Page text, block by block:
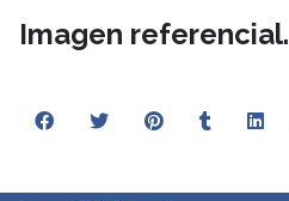
Imagen referencial.